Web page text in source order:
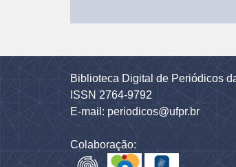
Biblioteca Digital de Periódicos
ISSN 2764-9792
E-mail: periodicos@ufpr.br
Colaboração: